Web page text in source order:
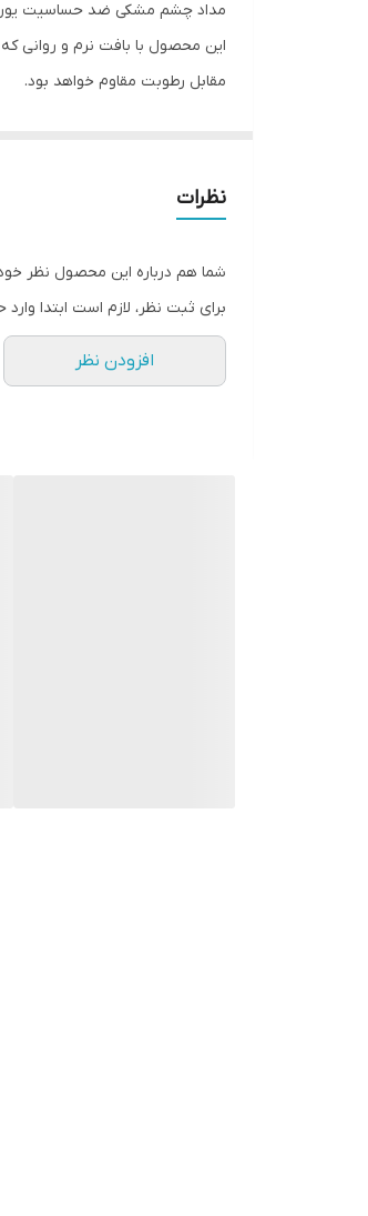
مداد چشم مشکی ضد حساسیت یورن
این محصول با بافت نرم و روانی
مقابل رطوبت مقاوم خواهد بود.
نظرات
شما هم درباره این محصول نظر
برای ثبت نظر، لازم است ابتدا
افزودن نظر